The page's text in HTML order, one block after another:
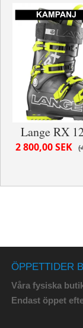
Lange RX
2 800,00 SEK
ÖPPETTIDER
Våra fysiska
Endast öppet